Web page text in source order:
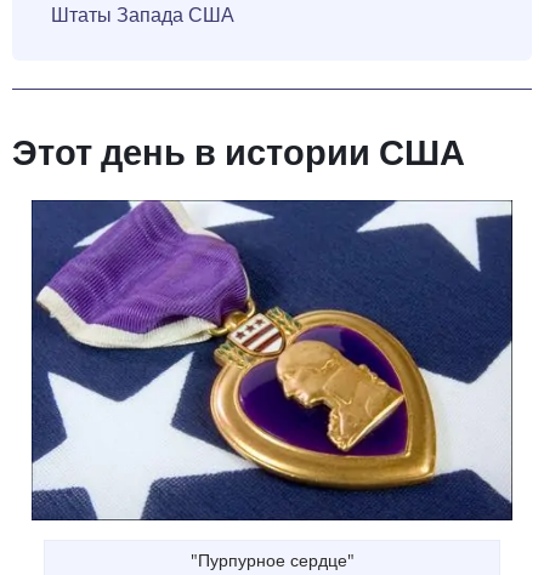
Штаты Запада США
Этот день в истории США
"Пурпурное сердце"